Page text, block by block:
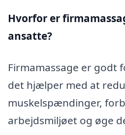
Hvorfor er
ansatte?
Firmamassage er godt
det hjælper med at
muskelspændinger,
arbejdsmiljøet og øge